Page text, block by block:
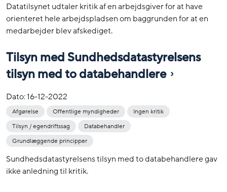
Datatilsynet udtaler kritik af en arbejdsgiver for at have
orienteret hele arbejdspladsen om baggrunden for at en
medarbejder blev afskediget.
Tilsyn med Sundhedsdatastyrelsens
tilsyn med to databehandlere
Dato:16-12-2022
Afgørelse Offentlige myndigheder
Ingen kritik
Tilsyn / egendriftssag
Databehandler
Grundlæggende principper
Sundhedsdatastyrelsens tilsyn med to databehandlere gav
ikke anledning til kritik.